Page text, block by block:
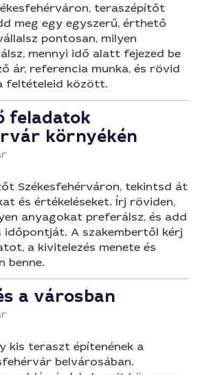
teraszépítőt
meg egy egyszerű, érthető
pontosan, milyen
mennyi idő alatt fejezed be
ár, referencia munka, és rövid
feltételeid között.
feladatok
környékén
Székesfehérváron, tekintsd át
és értékeléseket. Írj röviden,
anyagokat preferálsz, és add
időpontját. A szakembertől kérj
a kivitelezés menete és
benne.
a városban
kis teraszt építenének a
belvárosában.